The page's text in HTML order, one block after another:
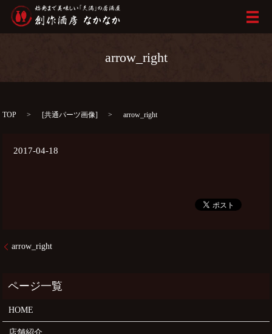
メ
arrow_right
TOP [共通パーツ画像] arrow_right
2017-04-18
arrow_right
HOME